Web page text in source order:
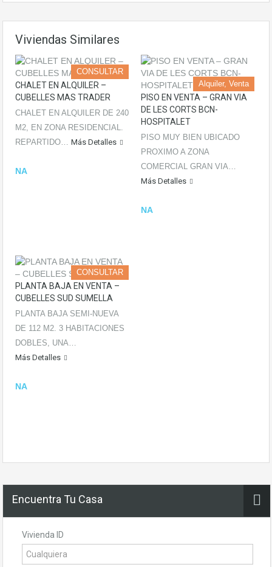
Viviendas Similares
CONSULTAR
CHALET EN ALQUILER –
CUBELLES MAS TRADER
CHALET EN ALQUILER DE 240
M2, EN ZONA RESIDENCIAL.
REPARTIDO… Más Detalles
NA
Alquiler, Venta
PISO EN VENTA – GRAN VIA
DE LES CORTS BCN-
HOSPITALET
PISO MUY BIEN UBICADO
PROXIMO A ZONA
COMERCIAL GRAN VIA…
Más Detalles
NA
CONSULTAR
PLANTA BAJA EN VENTA –
CUBELLES SUD SUMELLA
PLANTA BAJA SEMI-NUEVA
DE 112 M2. 3 HABITACIONES
DOBLES, UNA…
Más Detalles
NA
Encuentra Tu Casa
Vivienda ID